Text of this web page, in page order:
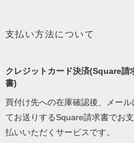
支払い方法について
クレジットカード決済(Square請
書)
買付け先への在庫確認後、メール
てお送りするSquare請求書でお支
払いいただくサービスです。